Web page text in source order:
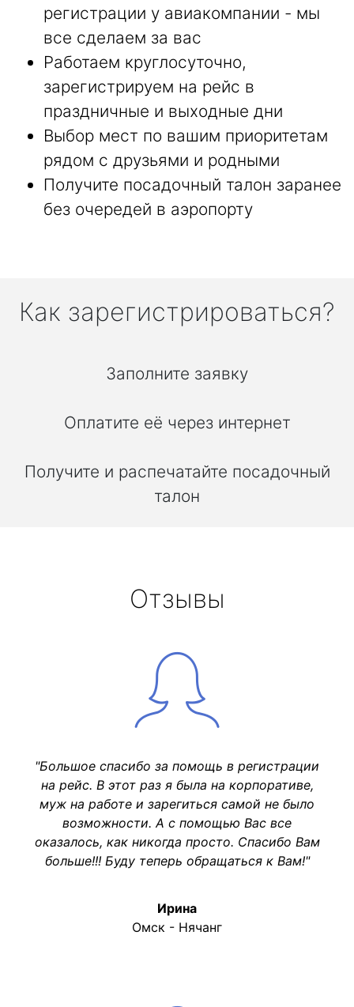
регистрации у авиакомпании - мы
все сделаем за вас
Работаем круглосуточно,
зарегистрируем на рейс в
праздничные и выходные дни
Выбор мест по вашим приоритетам
рядом с друзьями и родными
Получите посадочный талон заранее
без очередей в аэропорту
Как зарегистрироваться?
Заполните заявку
Оплатите её через интернет
Получите и распечатайте посадочный
талон
Отзывы
"Большое спасибо за помощь в регистрации
на рейс. В этот раз я была на корпоративе,
муж на работе и зарегиться самой не было
возможности. А с помощью Вас все
оказалось, как никогда просто. Спасибо Вам
больше!!! Буду теперь обращаться к Вам!"
Ирина
Омск - Нячанг